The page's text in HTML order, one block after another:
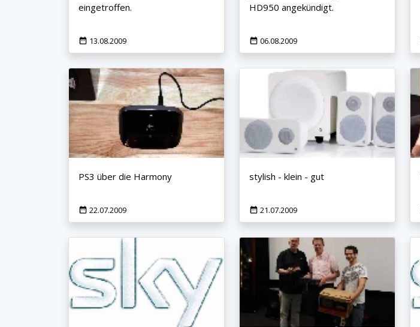
eingetroffen.
13.08.2009
HD950 angekündigt.
06.08.2009
PS3 über die Harmony
22.07.2009
stylish - klein - gut
21.07.2009
KEINE ANGEBOTE
VERPASSEN
Erhalten Sie exklusive Angebote, News und
Updates direkt in Ihr Postfach. Kostenlos und
Jetzt anmelden
Mit der Anmeldung akzeptieren Sie unsere